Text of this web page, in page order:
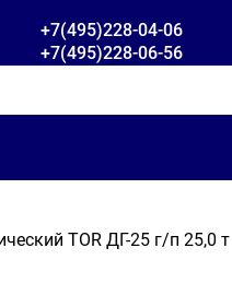
+7(495)228-04-06
+7(495)228-06-56
TOR ДГ-25 г/п 25,0 т